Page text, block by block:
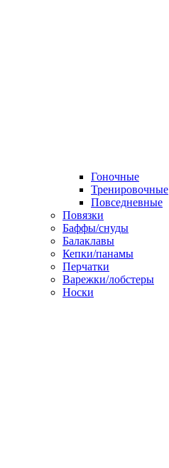
Гоночные
Тренировочные
Повседневные
Повязки
Баффы/снуды
Балаклавы
Кепки/панамы
Перчатки
Варежки/лобстеры
Носки